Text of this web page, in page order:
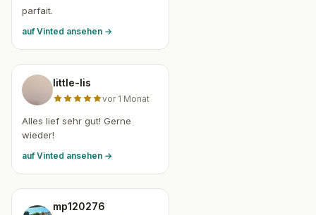
parfait.
auf Vinted ansehen →
little-lis
vor 1 Monat
Alles lief sehr gut! Gerne
wieder!
auf Vinted ansehen →
mp120276